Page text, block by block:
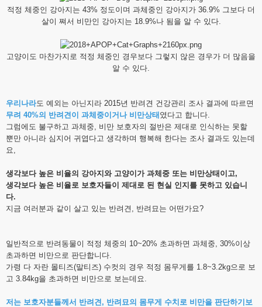
적정 체중인 강아지는 43% 정도이며 과체중인 강아지가 36.9% 그보다 더
살이 쪄서 비만인 강아지는 18.9%나 됨을 알 수 있다.
고양이도 마찬가지로 적정 체중인 경우보다 그렇지 않은 경우가 더 많음을
알 수 있다.
우리나라도 예외는 아닌지라 2015년 반려견 건강관리 조사 결과에 따르면
무려 40%의 반려견이 과체중이거나 비만상태 였다고 합니다.
그럼에도 불구하고 과체중, 비만 보호자의 절반은 제대로 인식하는 못할
뿐만 아니라 심지어 귀엽다고 생각하며 행복해 한다는 조사 결과도 있는데
요,
생각보다 높은 비율의 강아지와 고양이가 과체중 또는 비만상태이고,
생각보다 높은 비율로 보호자들이 제대로 된 현실 인지를 못하고 있습니
다.
지금 여러분과 같이 살고 있는 반려견, 반려묘는 어떤가요?
일반적으로 반려동물이 적정 체중의 10~20% 초과하면 과체중, 30%이상
초과하면 비만으로 판단합니다.
가령 다 자란 몰티즈(말티즈) 수컷의 경우 적정 몸무게를 1.8~3.2kg으로 보
고 3.84kg을 초과하면 비만으로 보는데요.
저는 보호자분들께서 반려견, 반려묘의 몸무게 수치로 비만을 판단하기보